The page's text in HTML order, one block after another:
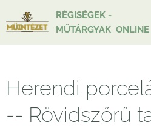
RÉGISÉGEK -
MŰTÁRGYAK ONLINE
Herendi
-- Rövidszőrű